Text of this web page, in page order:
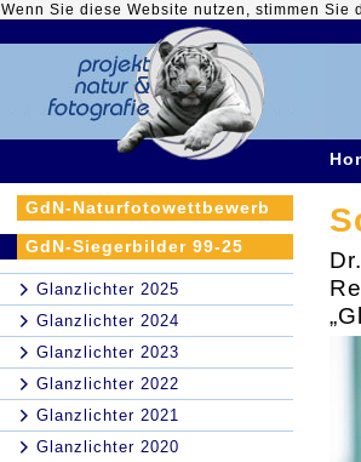
Wenn Sie diese Website nutzen, stimmen
GdN-Naturfotowettbewerb
GdN-Siegerbilder 99-25
Glanzlichter 2025
Glanzlichter 2024
Glanzlichter 2023
Glanzlichter 2022
Glanzlichter 2021
Glanzlichter 2020